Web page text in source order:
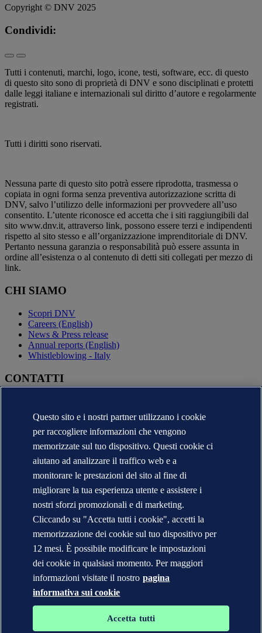
Copyright © DNV 2025
Condividi:
Tutti i contenuti, marchi, logo, icone, testi, software, ecc. di questo
di questo sito sono di proprietà di DNV e sono disciplinati e protetti
dalle leggi italiane e internazionali sul diritto d’autore e regolarmente
registrati.
Tutti i diritti sono riservati.
Nessuna parte di questo sito potrà essere riprodotta, trasmessa o
copiata in ogni forma senza preventiva autorizzazione scritta di
DNV, salvo l’utilizzo delle informazioni per provvedere all’uso
consentito. L’utente riconosce ed accetta che i siti raggiungibili dal
sito www.dnv.it​, attraverso link, possono essere terzi e indipendenti
rispetto al sito stesso e all’organizzazione imprenditoriale di DNV.
Pertanto nessuna garanzia o responsabilità può essere assunta in
ordine all’esistenza o al contenuto di detti siti collegati per mezzo di
link.​
CHI SIAMO
Scopri DNV
Careers (English)
News & Press release
Annual reports (English)
Whistleblowing - Italy
CONTATTI
Contatti per la stampa
Segnalazioni e Reclami
Cambio Ragione Sociale
indirizzo posta certificata
Veracity (English)
Informativa sulla privacy
Condizioni d'uso
Copyright © DNV 2026
DNV* in Italia - Ragioni Sociali e Partite I.V.A.
Informazioni sui cookies
Questo sito e i nostri partner utilizzano i cookie
per raccogliere informazioni che vengono
memorizzate sul tuo dispositivo. Questi cookie ci
aiutano ad analizzare il traffico web e a
monitorare le prestazioni del sito al fine di
migliorare la tua esperienza utente e assistere i
nostri sforzi promozionali e di marketing.
Cliccando su "Accetta tutti i cookie", accetti la
memorizzazione dei cookie sul tuo dispositivo per
12 mesi. È possibile modificare le impostazioni
dei cookie in qualsiasi momento. Per maggiori
informazioni visitate il nostro pagina
informativa sui cookie
Accetta tutti